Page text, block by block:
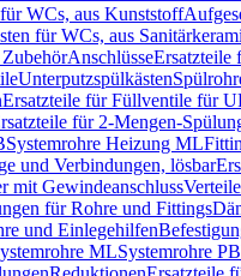
WCs, aus Kunststoff
für WCs, aus
AnschlüsseErsatzteile
Unterputzspülkästen
Ersatzteile für Füllventile für
für 2-Mengen-
Systemrohre Heizung ML
und Verbindungen, lösbar
mit Gewindeanschluss
für Rohre und Fittings
und Einlegehilfen
MLSystemrohre PB